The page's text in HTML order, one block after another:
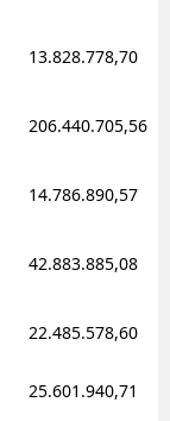
13.828.778,70
206.440.705,56
14.786.890,57
42.883.885,08
22.485.578,60
25.601.940,71